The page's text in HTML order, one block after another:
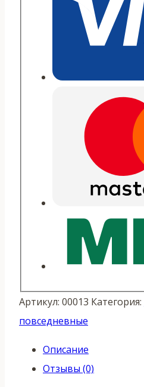
Артикул: 00013 Категория:
повседневные
Описание
Отзывы (0)